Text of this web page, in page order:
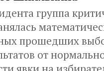
группа
прошедших
от